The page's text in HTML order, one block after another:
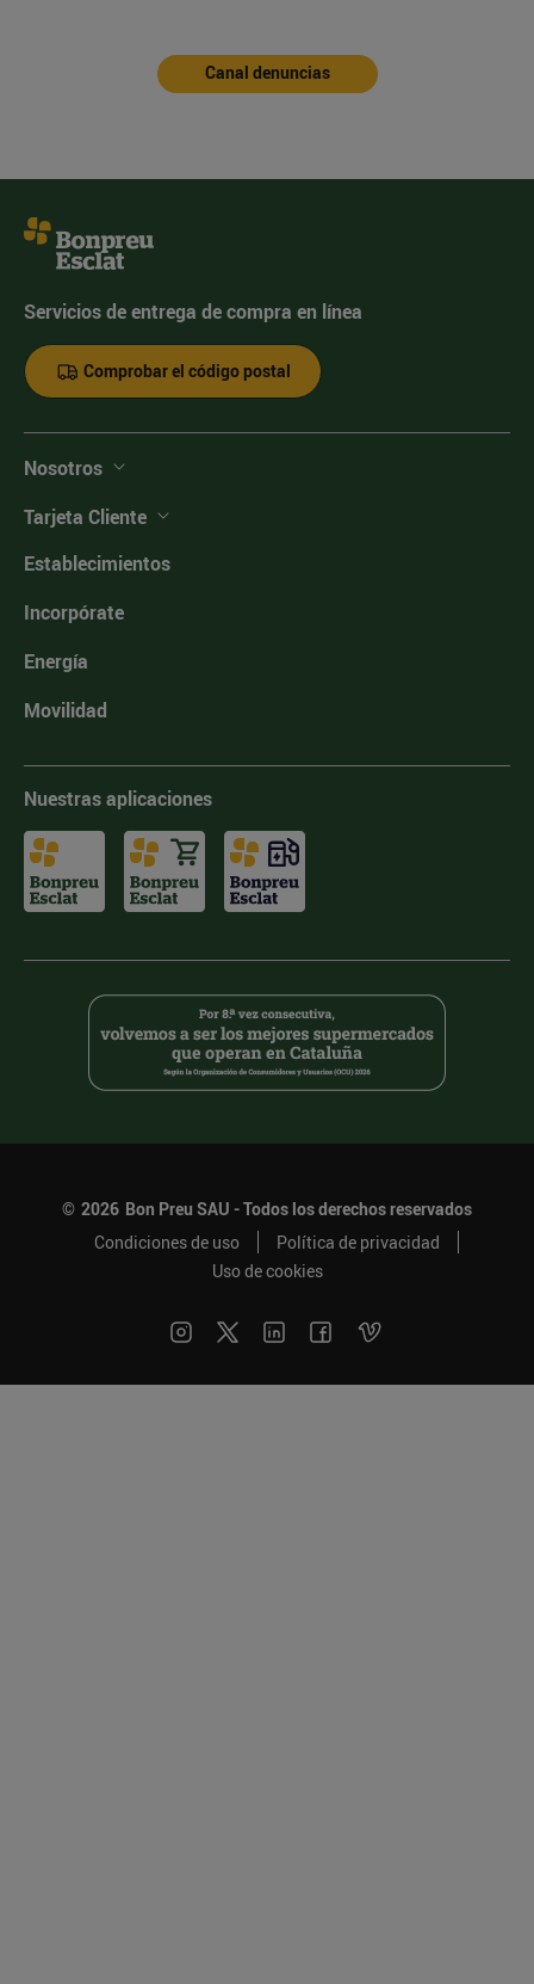
Canal denuncias
Servicios de entrega de compra en línea
Comprobar el código postal
Nosotros
Tarjeta Cliente
Establecimientos
Incorpórate
Energía
Movilidad
Nuestras aplicaciones
© 2026 Bon Preu SAU - Todos los derechos reservados
Condiciones de uso
Política de privacidad
Uso de cookies